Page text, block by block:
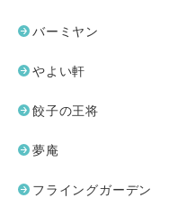
バーミヤン
やよい軒
餃子の王将
夢庵
フライングガーデン